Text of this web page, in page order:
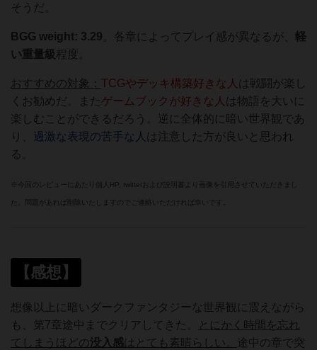
そうだ。
BGG weight: 3.29 。各章によってプレイ感が異なるが、
軽
い重量級程度。
おすすめの対象： TCGやデッキ構築好きな人 は戦闘が楽し
くお勧めだ。また ゲームブックが好きな人 は物語を大いに
楽しむことができるだろう。逆に全体的に暗い世界観であ
り、
過激な表現の苦手な人 は注意した方が良いと思われ
る。
※今回のレビューにあたり個人HP, twitterおよび説明書より画像を引用させていただきまし
た。問題があれば削除いたしますのでご連絡いただければ幸いです。
【感想】
想像以上に暗いダークファンタジーな世界観に震えながら
も、第7章途中までクリアしてきた。
とにかく時間を忘れ
てしまうほどの没入感はとても素晴らしい。
途中の章で突